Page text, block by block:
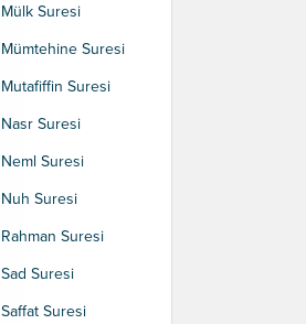
Mülk Suresi
Mümtehine Suresi
Mutafiffin Suresi
Nasr Suresi
Neml Suresi
Nuh Suresi
Rahman Suresi
Sad Suresi
Saffat Suresi